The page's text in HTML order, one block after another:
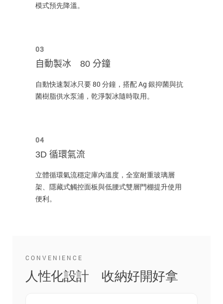
模式預先降溫。
03
自動製冰 80 分鐘
自動快速製冰只要 80 分鐘，搭配 Ag 銀抑菌與抗
菌樹脂供水泵浦，乾淨製冰隨時取用。
04
3D 循環氣流
立體循環氣流穩定庫內溫度，全室耐重玻璃層
架、隱藏式觸控面板與低腰式雙層門棚提升使用
便利。
CONVENIENCE
人性化設計 收納好開好拿